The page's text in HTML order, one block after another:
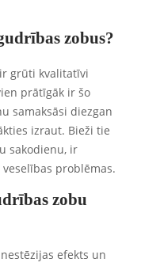
zobus?
grūti kvalitatīvi
prātīgāk ir šo
samaksāsi diezgan
izraut. Bieži tie
sakodienu, ir
problēmas.
zobu
efekts un